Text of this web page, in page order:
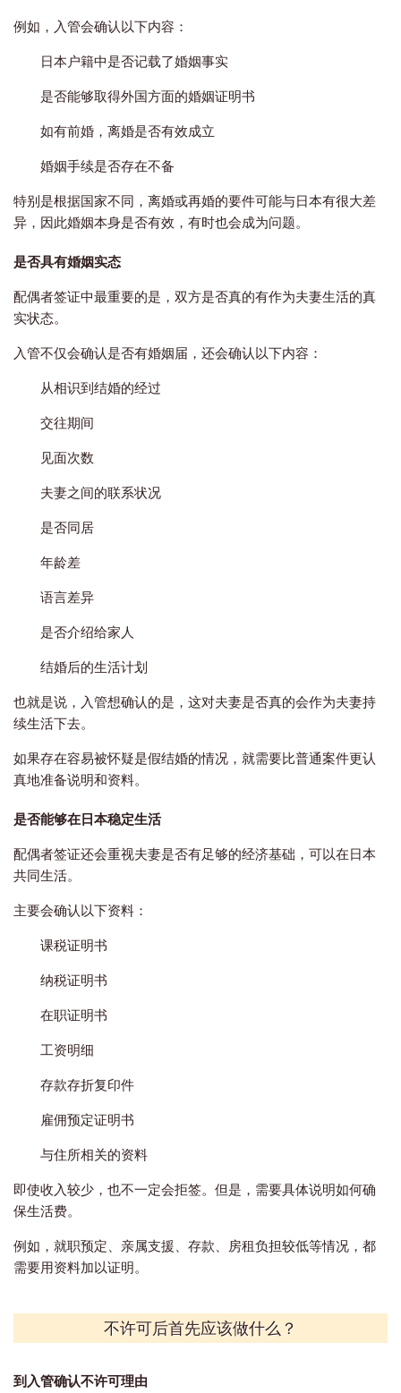
例如，入管会确认以下内容：
日本户籍中是否记载了婚姻事实
是否能够取得外国方面的婚姻证明书
如有前婚，离婚是否有效成立
婚姻手续是否存在不备
特别是根据国家不同，离婚或再婚的要件可能与日本有很大差
异，因此婚姻本身是否有效，有时也会成为问题。
是否具有婚姻实态
配偶者签证中最重要的是，双方是否真的有作为夫妻生活的真
实状态。
入管不仅会确认是否有婚姻届，还会确认以下内容：
从相识到结婚的经过
交往期间
见面次数
夫妻之间的联系状况
是否同居
年龄差
语言差异
是否介绍给家人
结婚后的生活计划
也就是说，入管想确认的是，这对夫妻是否真的会作为夫妻持
续生活下去。
如果存在容易被怀疑是假结婚的情况，就需要比普通案件更认
真地准备说明和资料。
是否能够在日本稳定生活
配偶者签证还会重视夫妻是否有足够的经济基础，可以在日本
共同生活。
主要会确认以下资料：
课税证明书
纳税证明书
在职证明书
工资明细
存款存折复印件
雇佣预定证明书
与住所相关的资料
即使收入较少，也不一定会拒签。 但是，需要具体说明如何确
保生活费。
例如，就职预定、亲属支援、存款、房租负担较低等情况，都
需要用资料加以证明。
不许可后首先应该做什么？
到入管确认不许可理由